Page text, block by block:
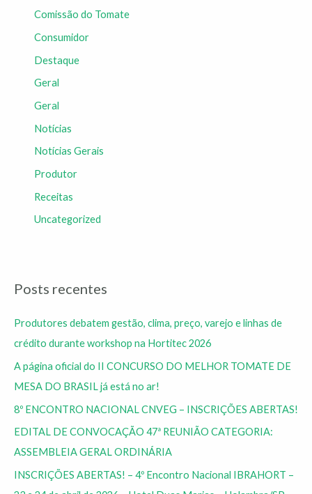
Comissão do Tomate
Consumidor
Destaque
Geral
Geral
Notícias
Notícias Gerais
Produtor
Receitas
Uncategorized
Posts recentes
Produtores debatem gestão, clima, preço, varejo e linhas de
crédito durante workshop na Hortitec 2026
A página oficial do II CONCURSO DO MELHOR TOMATE DE
MESA DO BRASIL já está no ar!
8º ENCONTRO NACIONAL CNVEG – INSCRIÇÕES ABERTAS!
EDITAL DE CONVOCAÇÃO 47ª REUNIÃO CATEGORIA:
ASSEMBLEIA GERAL ORDINÁRIA
INSCRIÇÕES ABERTAS! – 4º Encontro Nacional IBRAHORT –